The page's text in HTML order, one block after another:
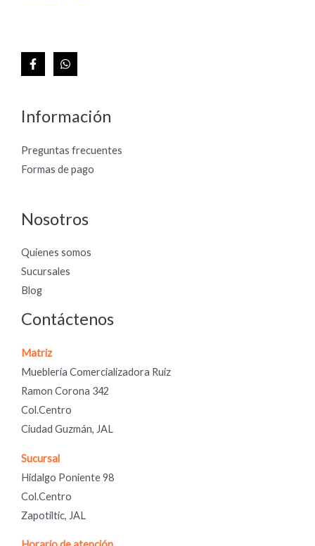
Información
Preguntas frecuentes
Formas de pago
Nosotros
Quienes somos
Sucursales
Blog
Contáctenos
Matriz
Mueblería Comercializadora Ruiz
Ramon Corona 342
Col.Centro
Ciudad Guzmán, JAL
Sucursal
Hidalgo Poniente 98
Col.Centro
Zapotiltic, JAL